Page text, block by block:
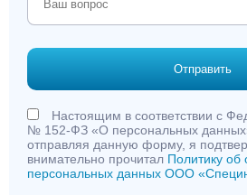
Отправить
Настоящим в соответствии с
№ 152-ФЗ «О персональных
отправляя данную форму, я
внимательно прочитал Политику об
персональных данных ООО